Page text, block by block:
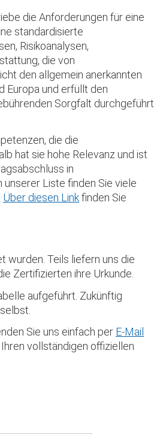
die Anforderungen für eine
standardisierte
Risikoanalysen,
die von
den allgemein anerkannten
Europa und erfüllt den
Sorgfalt durchgeführt
die die
hat sie hohe Relevanz und ist
in
Liste finden Sie viele
Über diesen Linkfinden Sie
wurden. Teils liefern uns die
Zertifizierten ihre Urkunde.
aufgeführt. Zukünftig
Sie uns einfach per E-Mail
vollständigen offiziellen